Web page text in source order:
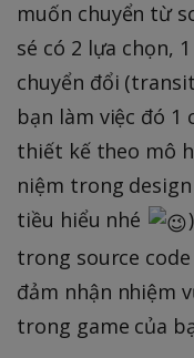
muốn chuyển từ
sé có 2 lựa chọn,
chuyển đổi
bạn làm việc đó 1
thiết kế theo mô
niệm trong
tiều hiểu nhé
trong source
đảm nhận nhiệm
trong game của